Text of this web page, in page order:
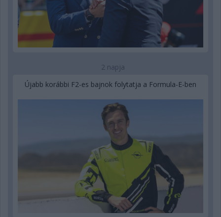
2 napja
Újabb korábbi F2-es bajnok folytatja a Formula-E-ben